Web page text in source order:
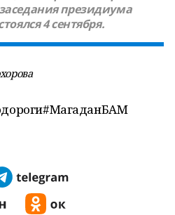
президиума
4 сентября.